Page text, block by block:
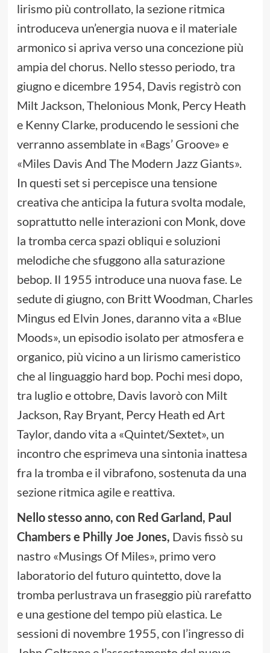
lirismo più controllato, la sezione ritmica
introduceva un’energia nuova e il materiale
armonico si apriva verso una concezione più
ampia del chorus. Nello stesso periodo, tra
giugno e dicembre 1954, Davis registrò con
Milt Jackson, Thelonious Monk, Percy Heath
e Kenny Clarke, producendo le sessioni che
verranno assemblate in «Bags’ Groove» e
«Miles Davis And The Modern Jazz Giants».
In questi set si percepisce una tensione
creativa che anticipa la futura svolta modale,
soprattutto nelle interazioni con Monk, dove
la tromba cerca spazi obliqui e soluzioni
melodiche che sfuggono alla saturazione
bebop. Il 1955 introduce una nuova fase. Le
sedute di giugno, con Britt Woodman, Charles
Mingus ed Elvin Jones, daranno vita a «Blue
Moods», un episodio isolato per atmosfera e
organico, più vicino a un lirismo cameristico
che al linguaggio hard bop. Pochi mesi dopo,
tra luglio e ottobre, Davis lavorò con Milt
Jackson, Ray Bryant, Percy Heath ed Art
Taylor, dando vita a «Quintet/Sextet», un
incontro che esprimeva una sintonia inattesa
fra la tromba e il vibrafono, sostenuta da una
sezione ritmica agile e reattiva.
Nello stesso anno, con Red Garland, Paul
Chambers e Philly Joe Jones, Davis fissò su
nastro «Musings Of Miles», primo vero
laboratorio del futuro quintetto, dove la
tromba perlustrava un fraseggio più rarefatto
e una gestione del tempo più elastica. Le
sessioni di novembre 1955, con l’ingresso di